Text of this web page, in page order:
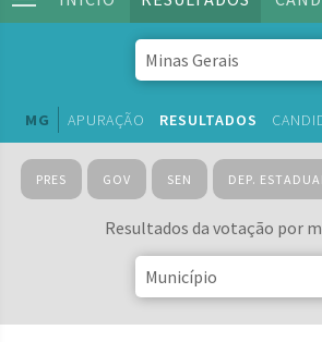
MG APURAÇÃO RESULTADOS
PRES GOV SEN DEP.
Resultados da votação por